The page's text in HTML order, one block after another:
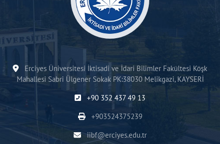
Erciyes Üniversitesi İktisadi ve İdari Bilimler Fakültesi Köşk
Mahallesi Sabri Ülgener Sokak PK:38030 Melikgazi, KAYSERİ
+90 352 437 49 13
+903524375239
iibf@erciyes.edu.tr